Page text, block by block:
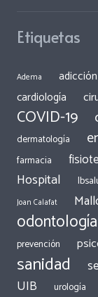
Etiquetas
Adema adicción
cardiología
COVID-19
dermatología
farmacia
Hospital
Joan Calafat
odontología
prevención
sanidad
UIB urología